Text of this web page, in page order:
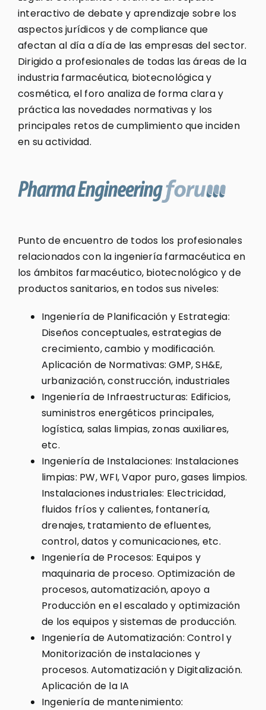
interactivo de debate y aprendizaje sobre los
aspectos jurídicos y de compliance que
afectan al día a día de las empresas del sector.
Dirigido a profesionales de todas las áreas de la
industria farmacéutica, biotecnológica y
cosmética, el foro analiza de forma clara y
práctica las novedades normativas y los
principales retos de cumplimiento que inciden
en su actividad.
Punto de encuentro de todos los profesionales
relacionados con la ingeniería farmacéutica en
los ámbitos farmacéutico, biotecnológico y de
productos sanitarios, en todos sus niveles:
Ingeniería de Planificación y Estrategia:
Diseños conceptuales, estrategias de
crecimiento, cambio y modificación.
Aplicación de Normativas: GMP, SH&E,
urbanización, construcción, industriales
Ingeniería de Infraestructuras: Edificios,
suministros energéticos principales,
logística, salas limpias, zonas auxiliares,
etc.
Ingeniería de Instalaciones: Instalaciones
limpias: PW, WFI, Vapor puro, gases limpios.
Instalaciones industriales: Electricidad,
fluidos fríos y calientes, fontanería,
drenajes, tratamiento de efluentes,
control, datos y comunicaciones, etc.
Ingeniería de Procesos: Equipos y
maquinaria de proceso. Optimización de
procesos, automatización, apoyo a
Producción en el escalado y optimización
de los equipos y sistemas de producción.
Ingeniería de Automatización: Control y
Monitorización de instalaciones y
procesos. Automatización y Digitalización.
Aplicación de la IA
Ingeniería de mantenimiento: